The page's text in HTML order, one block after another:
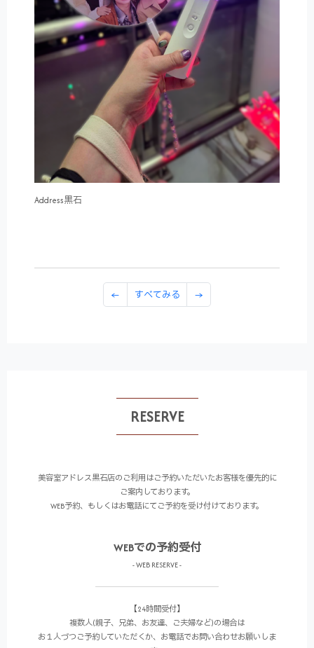
Address黒石
← すべてみる →
RESERVE
美容室アドレス黒石店のご利用はご予約いただいたお客様を優先的に
ご案内しております。
WEB予約、もしくはお電話にてご予約を受け付けております。
WEBでの予約受付
- WEB RESERVE -
【24時間受付】
複数人(親子、兄弟、お友達、ご夫婦など)の場合は
お１人づつご予約していただくか、お電話でお問い合わせお願いしま